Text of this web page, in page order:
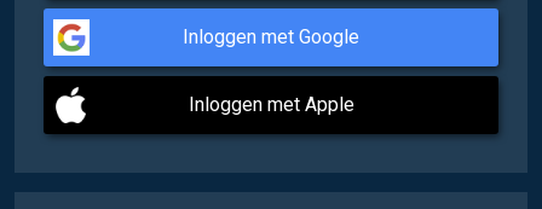
Inloggen met Google
Inloggen met Apple